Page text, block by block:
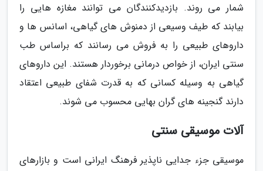
شمار می روند. بازدیدکنندگان می توانند مغازه هایی را
بیابند که طیف وسیعی از دمنوش های گیاهی، اسانس ها و
داروهای طبیعی را به فروش می رسانند که براساس طب
سنتی ایران، از خواص درمانی برخوردار هستند. این داروهای
گیاهی به وسیله کسانی که به قدرت شفای طبیعی اعتقاد
دارند گنجینه های گران بهایی محسوب می شوند.
آلات موسیقی سنتی
موسیقی جزء جدایی ناپذیر فرهنگ ایرانی است و بازارهای